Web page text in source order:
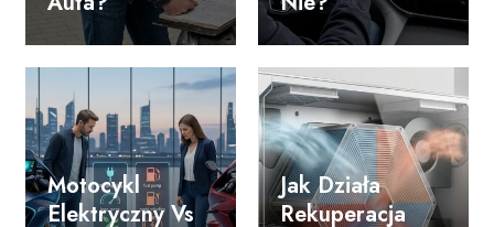
Motocykl
Elektryczny Vs
Jak Działa
Rekuperacja